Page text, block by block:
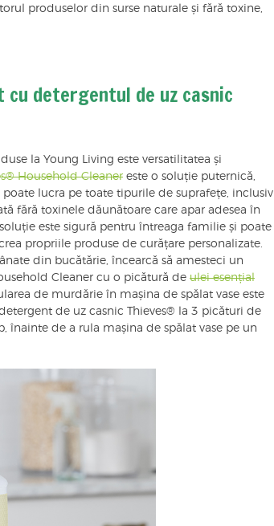
produselor din surse naturale și fără toxine,
detergentul de uz casnic
la Young Living este versatilitatea și
Household Cleaner este o soluție puternică,
lucra pe toate tipurile de suprafețe, inclusiv
fără toxinele dăunătoare care apar adesea în
este sigură pentru întreaga familie și poate
propriile produse de curățare personalizate.
din bucătărie, încearcă să amesteci un
Cleaner cu o picătură de ulei esențial
de murdărie în mașina de spălat vase este
de uz casnic Thieves® la 3 picături de
înainte de a rula mașina de spălat vase pe un